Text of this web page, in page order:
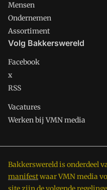
Mensen
Ondernemen
Assortiment
Volg Bakkerswereld
Facebook
x
RSS
Vacatures
Werken bij VMN media
Bakkerswereld is onderdeel
manifestwaar VMN media